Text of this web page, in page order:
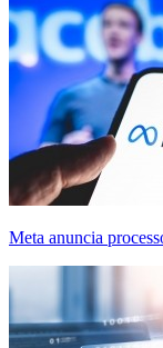
Meta anuncia